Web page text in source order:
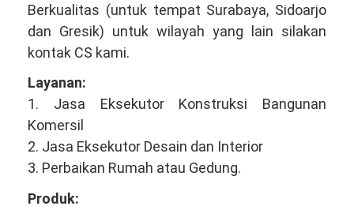
Berkualitas (untuk tempat Surabaya, Sidoarjo
dan Gresik) untuk wilayah yang lain silakan
kontak CS kami.
Layanan:
1. Jasa Eksekutor Konstruksi Bangunan
Komersil
2. Jasa Eksekutor Desain dan Interior
3. Perbaikan Rumah atau Gedung.
Produk: